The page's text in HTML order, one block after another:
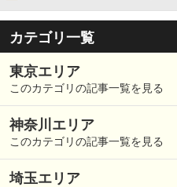
カテゴリ一覧
東京エリア
このカテゴリの記事一覧を見る
神奈川エリア
このカテゴリの記事一覧を見る
埼玉エリア